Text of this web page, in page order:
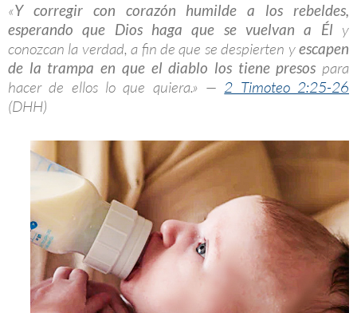
«Y corregir con corazón humilde a los rebeldes,
esperando que Dios haga que se vuelvan a Él y
conozcan la verdad, a fin de que se despierten yescapen
de la trampa en que el diablo los tiene presos para
hacer de ellos lo que quiera.» —2 Timoteo 2:25-26
(DHH)